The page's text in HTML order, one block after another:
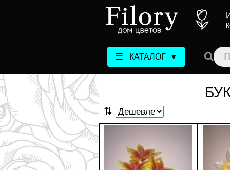
☰ КАТАЛОГ ▼
⇅